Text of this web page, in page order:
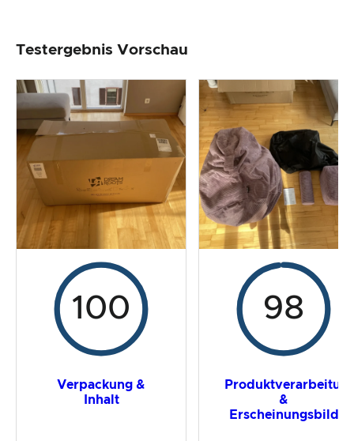
Produktverarbeitung & Erscheinungsbild
Der Praxistest
Preis-/ Leistungsverhältnis
Gesamtergebnis
Testergebnis Vorschau
100
Verpackung &
Inhalt
98
&
Erscheinungsbild